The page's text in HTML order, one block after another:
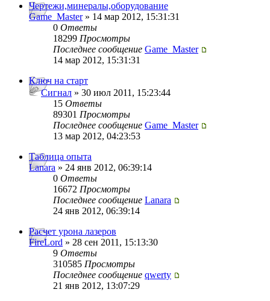
Чертежи,минералы,оборудование
Game_Master» 14 мар 2012, 15:31:31
0 Ответы
18299 Просмотры
Последнее сообщение Game_Master
14 мар 2012, 15:31:31
Ключ на старт
Сигнал » 30 июл 2011, 15:23:44
15 Ответы
89301 Просмотры
Последнее сообщение Game_Master
13 мар 2012, 04:23:53
Таблица опыта
Lanara » 24 янв 2012, 06:39:14
0 Ответы
16672 Просмотры
Последнее сообщение Lanara
24 янв 2012, 06:39:14
Расчет урона лазеров
FireLord » 28 сен 2011, 15:13:30
9 Ответы
310585 Просмотры
Последнее сообщение qwerty
21 янв 2012, 13:07:29